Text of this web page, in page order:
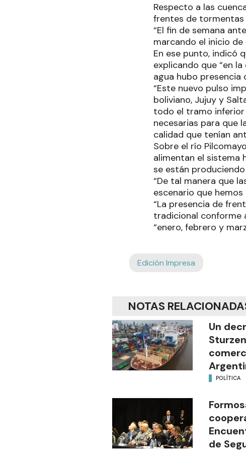
Respecto a las
frentes de tormentas
“El fin de semana
marcando el inicio
En ese punto, indicó
explicando que “en
agua hubo presencia
“Este nuevo pulso
boliviano, Jujuy y
todo el tramo inferior
necesarias para que
calidad que tenían
Sobre el río
alimentan el sistema
se están
“De tal manera que
escenario que
“La presencia de
tradicional conforme
“enero, febrero y
Edición Impresa
NOTAS
Un
POLÍTICA
de